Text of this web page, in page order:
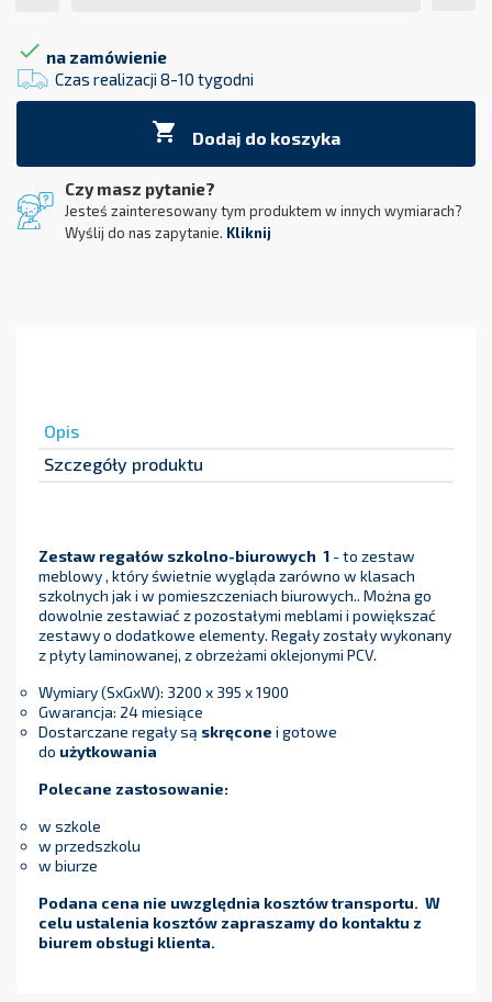
 na zamówienie
Czas realizacji 8-10 tygodni
 Dodaj do koszyka
Czy masz pytanie?
Jesteś zainteresowany tym produktem w innych wymiarach?
Wyślij do nas zapytanie. Kliknij
Opis
Szczegóły produktu
Zestaw regałów szkolno-biurowych 1 - to zestaw
meblowy , który świetnie wygląda zarówno w klasach
szkolnych jak i w pomieszczeniach biurowych.. Można go
dowolnie zestawiać z pozostałymi meblami i powiększać
zestawy o dodatkowe elementy. Regały zostały wykonany
z płyty laminowanej, z obrzeżami oklejonymi PCV.
Wymiary (SxGxW): 3200 x 395 x 1900
Gwarancja: 24 miesiące
Dostarczane regały są skręcone i gotowe
do użytkowania
Polecane zastosowanie:
w szkole
w przedszkolu
w biurze
Podana cena nie uwzględnia kosztów transportu. W
celu ustalenia kosztów zapraszamy do kontaktu z
biurem obsługi klienta.